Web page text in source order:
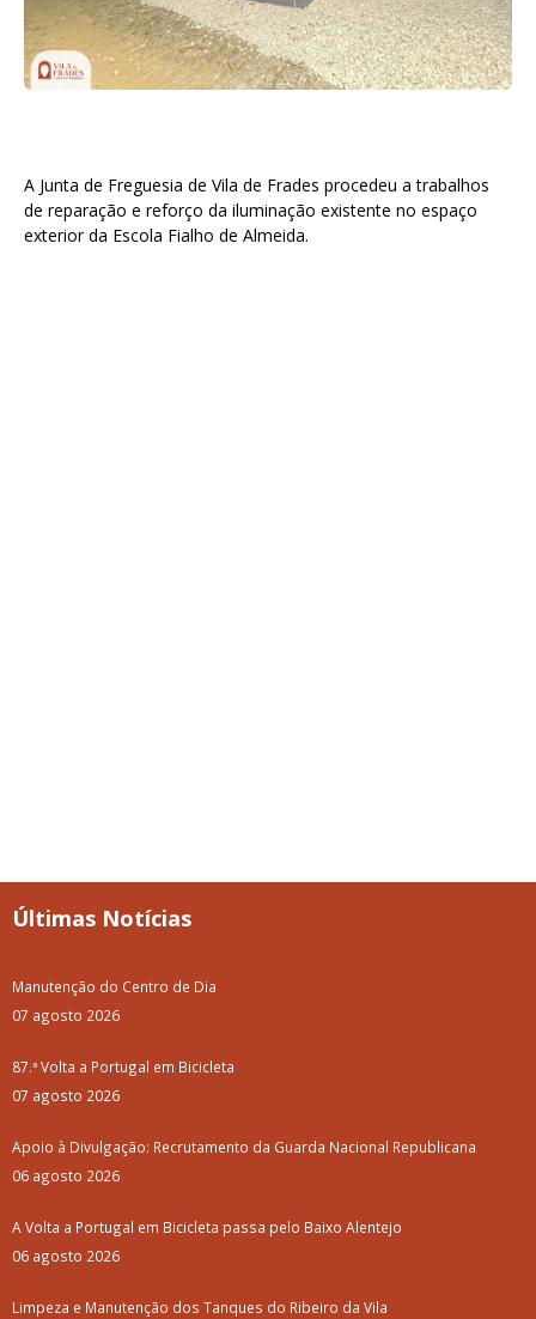
A Junta de Freguesia de Vila de Frades procedeu a trabalhos
de reparação e reforço da iluminação existente no espaço
exterior da Escola Fialho de Almeida.
Últimas Notícias
Manutenção do Centro de Dia
07 agosto 2026
87.ª Volta a Portugal em Bicicleta
07 agosto 2026
Apoio à Divulgação: Recrutamento da Guarda Nacional Republicana
06 agosto 2026
A Volta a Portugal em Bicicleta passa pelo Baixo Alentejo
06 agosto 2026
Limpeza e Manutenção dos Tanques do Ribeiro da Vila